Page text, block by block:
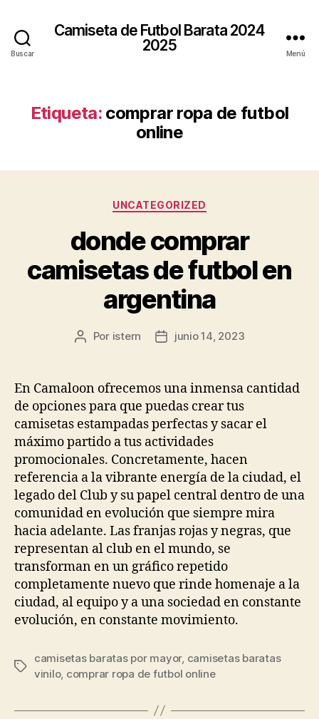
Buscar
Camiseta de Futbol Barata 2024
2025
Menú
Etiqueta: comprar ropa de futbol
online
Categorías
UNCATEGORIZED
donde comprar
camisetas de futbol en
argentina
Autor
entrada
Por istern
Fecha
entrada
junio 14, 2023
En Camaloon ofrecemos una inmensa cantidad
de opciones para que puedas crear tus
camisetas estampadas perfectas y sacar el
máximo partido a tus actividades
promocionales. Concretamente, hacen
referencia a la vibrante energía de la ciudad, el
legado del Club y su papel central dentro de una
comunidad en evolución que siempre mira
hacia adelante. Las franjas rojas y negras, que
representan al club en el mundo, se
transforman en un gráfico repetido
completamente nuevo que rinde homenaje a la
ciudad, al equipo y a una sociedad en constante
evolución, en constante movimiento.
Etiquetas
camisetas baratas por mayor, camisetas baratas
vinilo, comprar ropa de futbol online